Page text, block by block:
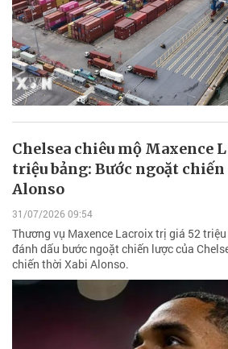
Chelsea chiêu mộ Maxence
triệu bảng: Bước ngoặt
Alonso
31/07/2026 09:54
Thương vụ Maxence Lacroix trị giá 52
đánh dấu bước ngoặt chiến lược của
chiến thời Xabi Alonso.